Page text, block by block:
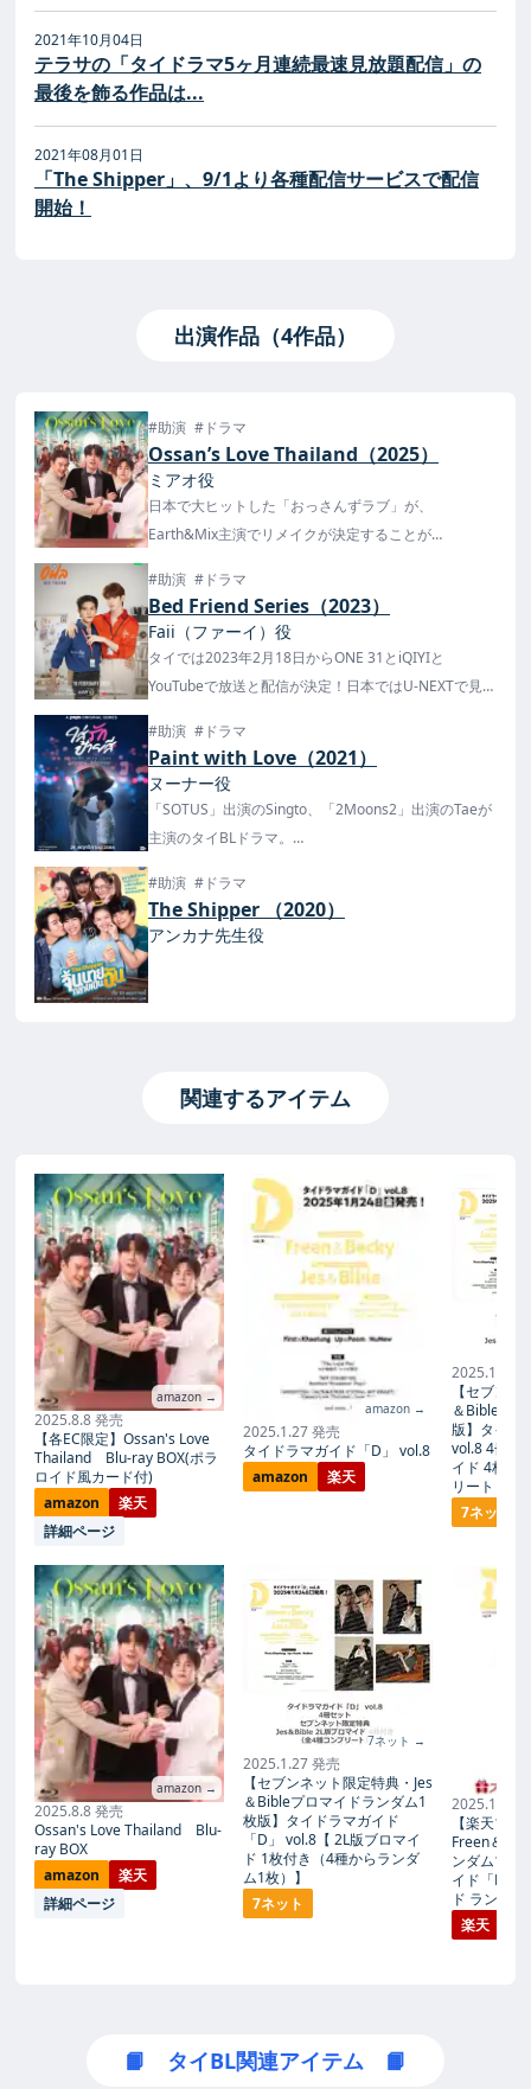
2021年10月04日
テラサの「タイドラマ5ヶ月連続最速見放題配信」の
最後を飾る作品は...
2021年08月01日
「The Shipper」、9/1より各種配信サービスで配信
開始！
出演作品（4作品）
#助演 #ドラマ
Ossan’s Love Thailand（2025）
ミアオ役
日本で大ヒットした「おっさんずラブ」が、
Earth&Mix主演でリメイクが決定することが
#助演 #ドラマ
Bed Friend Series（2023）
Faii（ファーイ）役
タイでは2023年2月18日からONE 31とiQIYIと
YouTubeで放送と配信が決定！日本ではU-NEXTで見放
#助演 #ドラマ
Paint with Love（2021）
ヌーナー役
「SOTUS」出演のSingto、「2Moons2」出演のTaeが
主演のタイBLドラマ。
#助演 #ドラマ
The Shipper （2020）
アンカナ先生役
関連するアイテム
amazon →
2025.8.8 発売
【各EC限定】Ossan's Love
Thailand Blu-ray BOX(ポラ
ロイド風カード付)
amazon
楽天
詳細ページ
amazon →
2025.8.8 発売
Ossan's Love Thailand Blu-
ray BOX
amazon
楽天
詳細ページ
amazon →
2025.1.27 発売
タイドラマガイド「D」 vol.8
amazon
楽天
7ネット →
2025.1.27 発売
【セブンネット限定特典・Jes
＆Bibleプロマイドランダム1
枚版】タイドラマガイド
「D」 vol.8【 2L版ブロマイ
ド 1枚付き（4種からランダ
ム1枚）】
7ネット
2025.1.27
【セブン
＆Bibleプ
版】タイド
vol.8 4冊セ
イド 4枚付
リート）】
7ネット
2025.1.27
【楽天ブ
Freen＆
ンダム1枚
イド「D」
ド ランダ
楽天
📙 タイBL関連アイテム 📙